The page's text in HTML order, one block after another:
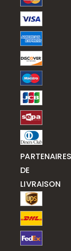
PARTENAIRES
DE
LIVRAISON